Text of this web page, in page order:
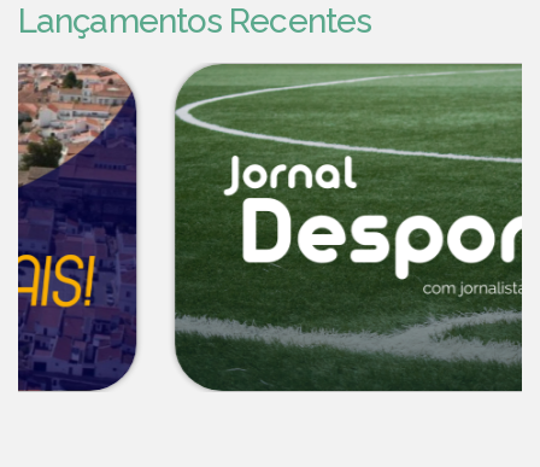
Lançamentos Recentes